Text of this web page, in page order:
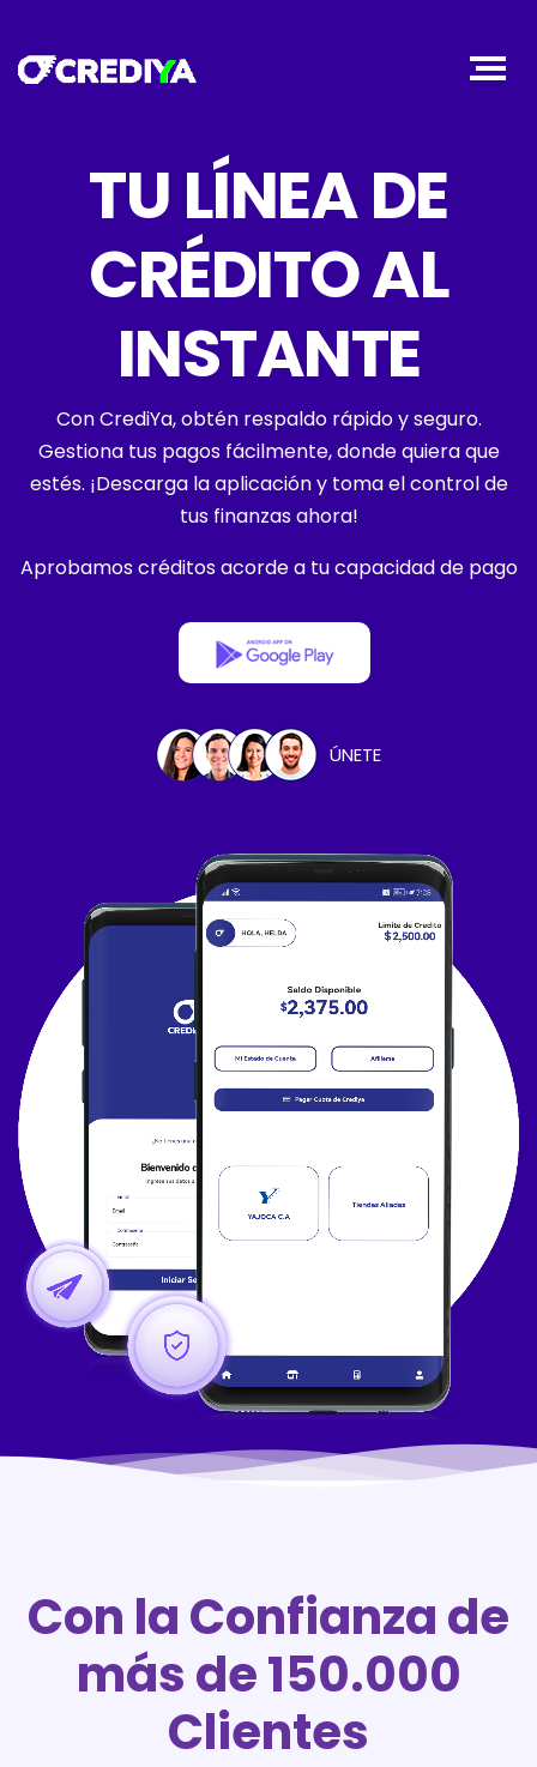
TU LÍNEA DE
CRÉDITO AL
INSTANTE
Con CrediYa, obtén respaldo rápido y seguro.
Gestiona tus pagos fácilmente, donde quiera que
estés. ¡Descarga la aplicación y toma el control de
tus finanzas ahora!
Aprobamos créditos acorde a tu capacidad de pago
ÚNETE
Con la Confianza de
más de 150.000
Clientes